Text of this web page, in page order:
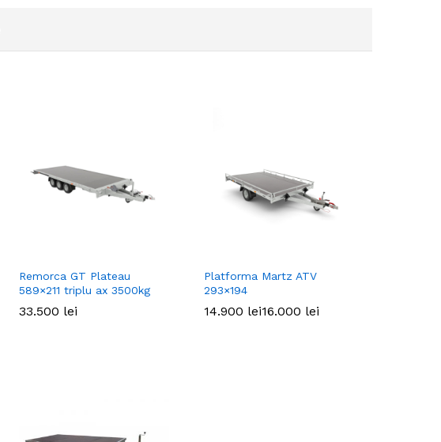
Remorca GT Plateau
589×211 triplu ax 3500kg
33.500 lei
33.500 lei
Platforma Martz ATV
293×194
14.900 lei16.000 lei
14.900 lei16.000 lei